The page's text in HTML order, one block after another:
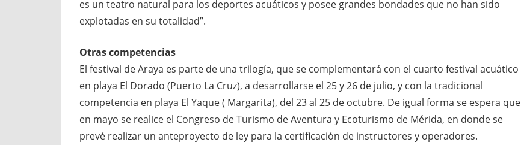
es un teatro natural para los deportes acuáticos y posee grandes bondades que no han sido
explotadas en su totalidad”.
Otras competencias
El festival de Araya es parte de una trilogía, que se complementará con el cuarto festival acuático
en playa El Dorado (Puerto La Cruz), a desarrollarse el 25 y 26 de julio, y con la tradicional
competencia en playa El Yaque ( Margarita), del 23 al 25 de octubre. De igual forma se espera que
en mayo se realice el Congreso de Turismo de Aventura y Ecoturismo de Mérida, en donde se
prevé realizar un anteproyecto de ley para la certificación de instructores y operadores.